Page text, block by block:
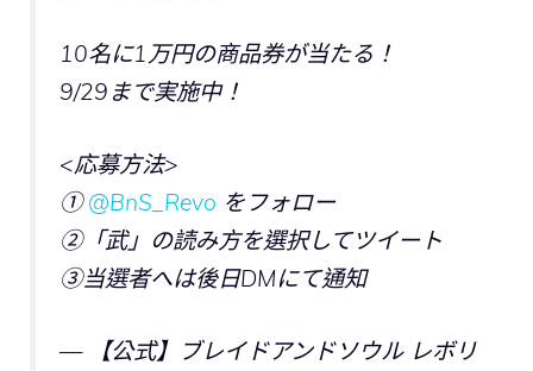
10名に1万円の商品券が当たる！
9/29まで実施中！
<応募方法>
①@BnS_Revo をフォロー
②「武」の読み方を選択してツイート
③当選者へは後日DMにて通知
— 【公式】ブレイドアンドソウル レボリ